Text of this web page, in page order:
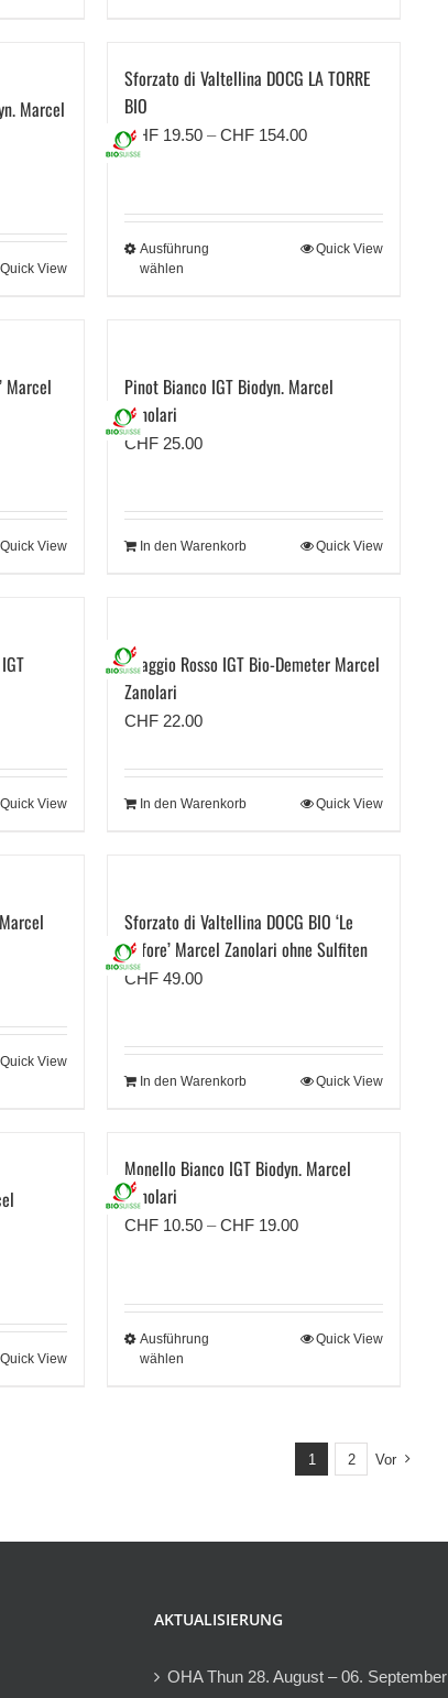
Marcel
Quick View
Sforzato di Valtellina DOCG LA TORRE
BIO
CHF 19.50 –CHF 154.00Preisspanne:
CHF 154.00
Ausführung
wählen
Quick View
Marcel
Quick View
Pinot Bianco IGT Biodyn. Marcel
Zanolari
CHF 25.00
In den Warenkorb Quick View
Quick View
Uvaggio Rosso IGT Bio-Demeter Marcel
Zanolari
CHF 22.00
In den Warenkorb Quick View
21.00
Quick View
Sforzato di Valtellina DOCG BIO ‘Le
Anfore’ Marcel Zanolari ohne Sulfiten
CHF 49.00
In den Warenkorb Quick View
Quick View
Monello Bianco IGT Biodyn. Marcel
Zanolari
CHF 10.50 –CHF 19.00Preisspanne:
CHF 19.00
Ausführung
wählen
Quick View
1 2 Vor
AKTUALISIERUNG
OHA Thun 28. August – 06. September